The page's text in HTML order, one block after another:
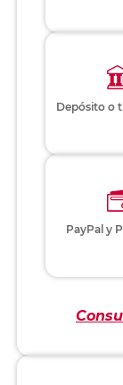
Depósito o
PayPal y